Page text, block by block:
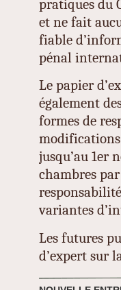
pratiques du
et ne fait
fiable
pénal
Le papier
également
formes de
modifications
jusqu’au 1er
chambres
variantes
Les futures
d’expert sur